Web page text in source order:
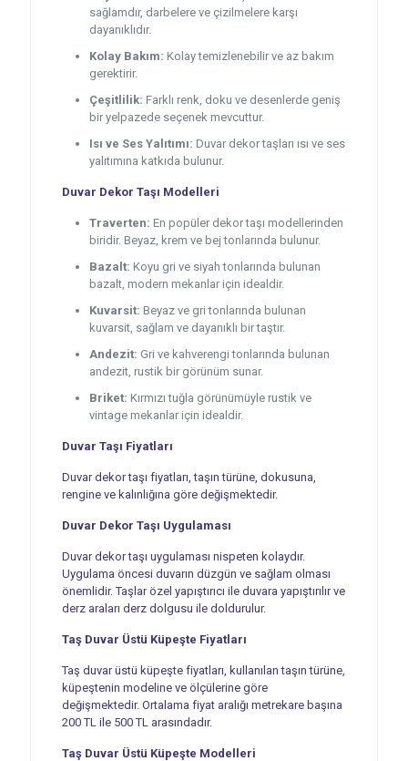
sağlamdır, darbelere ve çizilmelere karşı
dayanıklıdır.
Kolay Bakım: Kolay temizlenebilir ve az bakım
gerektirir.
Çeşitlilik: Farklı renk, doku ve desenlerde geniş
bir yelpazede seçenek mevcuttur.
Isı ve Ses Yalıtımı: Duvar dekor taşları ısı ve ses
yalıtımına katkıda bulunur.
Duvar Dekor Taşı Modelleri
Traverten: En popüler dekor taşı modellerinden
biridir. Beyaz, krem ve bej tonlarında bulunur.
Bazalt: Koyu gri ve siyah tonlarında bulunan
bazalt, modern mekanlar için idealdir.
Kuvarsit: Beyaz ve gri tonlarında bulunan
kuvarsit, sağlam ve dayanıklı bir taştır.
Andezit: Gri ve kahverengi tonlarında bulunan
andezit, rustik bir görünüm sunar.
Briket: Kırmızı tuğla görünümüyle rustik ve
vintage mekanlar için idealdir.
Duvar Taşı Fiyatları
Duvar dekor taşı fiyatları, taşın türüne, dokusuna,
rengine ve kalınlığına göre değişmektedir.
Duvar Dekor Taşı Uygulaması
Duvar dekor taşı uygulaması nispeten kolaydır.
Uygulama öncesi duvarın düzgün ve sağlam olması
önemlidir. Taşlar özel yapıştırıcı ile duvara yapıştırılır ve
derz araları derz dolgusu ile doldurulur.
Taş Duvar Üstü Küpeşte Fiyatları
Taş duvar üstü küpeşte fiyatları, kullanılan taşın türüne,
küpeştenin modeline ve ölçülerine göre
değişmektedir. Ortalama fiyat aralığı metrekare başına
200 TL ile 500 TL arasındadır.
Taş Duvar Üstü Küpeşte Modelleri